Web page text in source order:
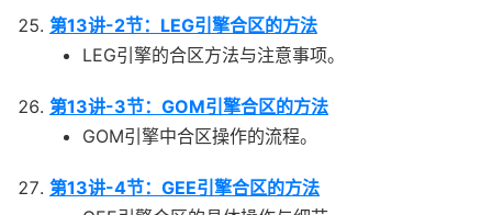
第13讲-2节：LEG引擎合区的方法
LEG引擎的合区方法与注意事项。
第13讲-3节：GOM引擎合区的方法
GOM引擎中合区操作的流程。
第13讲-4节：GEE引擎合区的方法